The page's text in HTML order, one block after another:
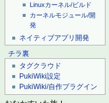
Linuxカーネル/ビルド
カーネルモジュール/開
発
ネイティブアプリ開発
チラ裏
タグクラウド
PukiWiki設定
PukiWiki/自作プラグイン